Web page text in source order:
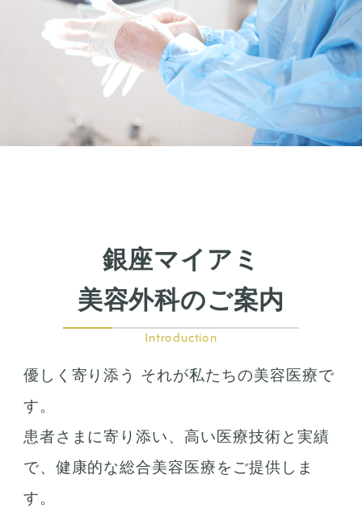
銀座マイアミ
美容外科のご案内
Introduction
優しく寄り添う それが私たちの美容医療で
す。
患者さまに寄り添い、高い医療技術と実績
で、健康的な総合美容医療をご提供しま
す。